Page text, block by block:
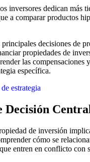
inversores dedican más
a comparar productos
principales decisiones de
propiedades de
las compensaciones
específica.
estrategia
Decisión
de inversión
cómo se
entren en conflicto con